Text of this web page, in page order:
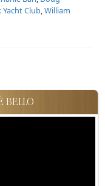
Club,William
BELLO